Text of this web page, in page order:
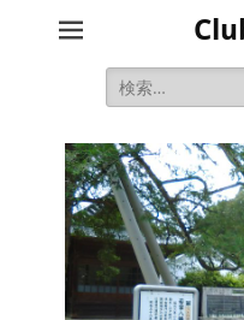
検
索: